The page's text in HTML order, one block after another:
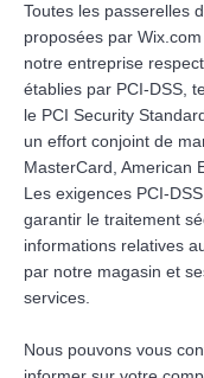
Toutes les passerelles
proposées par
notre entreprise
établies par PCI-DSS,
le PCI Security
un effort conjoint de
MasterCard, American
Les exigences PCI-
garantir le traitement
informations relatives
par notre magasin et
services.
Nous pouvons vous